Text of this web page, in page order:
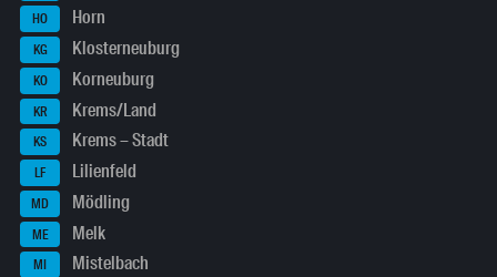
HO Horn
KG Klosterneuburg
KO Korneuburg
KR Krems/Land
KS Krems – Stadt
LF Lilienfeld
MD Mödling
ME Melk
MI Mistelbach